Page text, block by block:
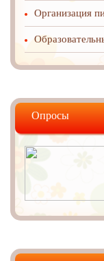
Организация
Опросы